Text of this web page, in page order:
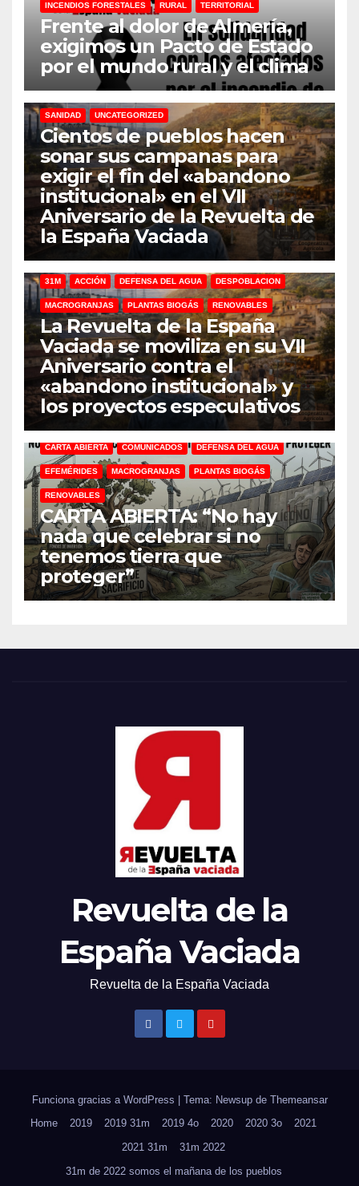
INCENDIOS FORESTALES RURAL TERRITORIAL
Frente al dolor de Almería,
exigimos un Pacto de Estado
por el mundo rural y el clima
31M DEFENSA DEL AGUA DESPOBLACION FERROCARRIL
MACROGRANJAS PLANTAS BIOGÁS RENOVABLES
SANIDAD UNCATEGORIZED
Cientos de pueblos hacen
sonar sus campanas para
exigir el fin del «abandono
institucional» en el VII
Aniversario de la Revuelta de
la España Vaciada
31M ACCIÓN DEFENSA DEL AGUA DESPOBLACION
MACROGRANJAS PLANTAS BIOGÁS RENOVABLES
La Revuelta de la España
Vaciada se moviliza en su VII
Aniversario contra el
«abandono institucional» y
los proyectos especulativos
CARTA ABIERTA COMUNICADOS DEFENSA DEL AGUA
EFEMÉRIDES MACROGRANJAS PLANTAS BIOGÁS
RENOVABLES
CARTA ABIERTA: “No hay
nada que celebrar si no
tenemos tierra que
proteger”
Revuelta de la
España Vaciada
Revuelta de la España Vaciada
Funciona gracias a WordPress | Tema: Newsup de Themeansar
Home
2019 2019 31m 2019 4o 2020 2020 3o
2021
2021 31m
31m 2022
31m de 2022 somos el mañana de los pueblos